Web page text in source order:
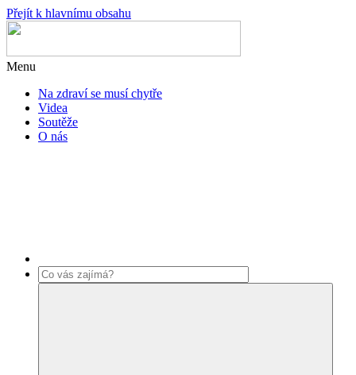
Přejít k hlavnímu obsahu
Menu
Na zdraví se musí chytře
Videa
Soutěže
O nás